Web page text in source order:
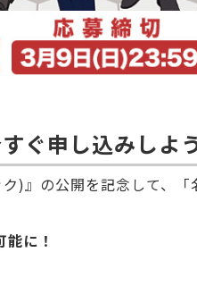
ぐ申し込みしよ
)』の公開を記念して、
に！